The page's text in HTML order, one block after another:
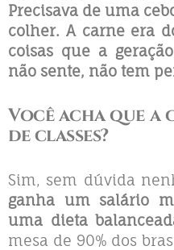
Precisava de uma
colher. A carne era
coisas que a
não sente, não tem
Você acha que a
de classes?
Sim, sem dúvida
ganha um salário
uma dieta
mesa de 90% dos